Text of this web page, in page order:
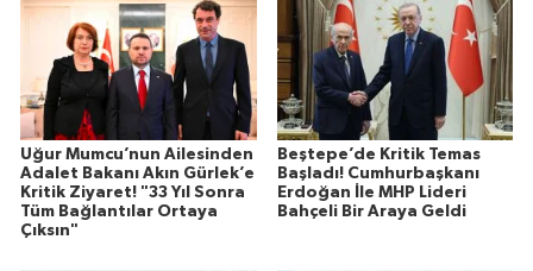
Uğur Mumcu’nun Ailesinden
Adalet Bakanı Akın Gürlek’e
Kritik Ziyaret! "33 Yıl Sonra
Tüm Bağlantılar Ortaya
Çıksın"
Beştepe’de Kritik Temas
Başladı! Cumhurbaşkanı
Erdoğan İle MHP Lideri
Bahçeli Bir Araya Geldi